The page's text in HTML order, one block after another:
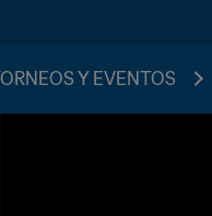
Y EVENTOS